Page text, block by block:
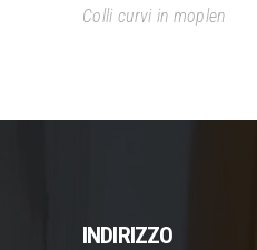
Colli curvi in moplen
INDIRIZZO